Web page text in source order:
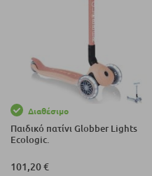
Διαθέσιμο
Παιδικό πατίνι Globber Lights
Ecologic.
101,20 €